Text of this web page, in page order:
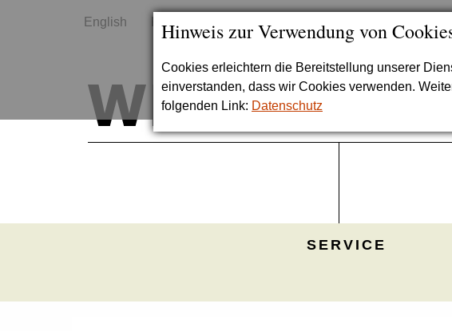
Hinweis zur Verwendung von
Cookies erleichtern die Bereitstellung unserer
einverstanden, dass wir Cookies verwenden.
folgenden Link: Datenschutz
English
SERVICE